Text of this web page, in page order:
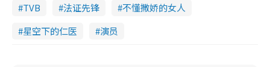
TVB 法证先锋
不懂撒娇的女人
星空下的仁医
演员